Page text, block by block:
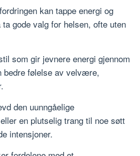
kan tappe energi og
gode valg for helsen, ofte uten
som gir jevnere energi gjennom
bedre følelse av velvære,
den uunngåelige
en plutselig trang til noe søtt
intensjoner.